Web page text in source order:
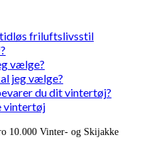
friluftslivsstil
vælge?
jeg vælge?
du dit vintertøj?
vintertøj
10.000 Vinter- og Skijakke